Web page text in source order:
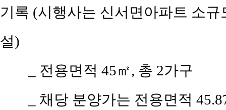
기록 (시행사는 신서면아파트 소
설)
_ 전용면적 45㎡, 총 2가구
_ 채당 분양가는 전용면적